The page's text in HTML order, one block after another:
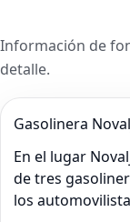
Información de
detalle.
Gasolinera
En el lugar
de tres
los